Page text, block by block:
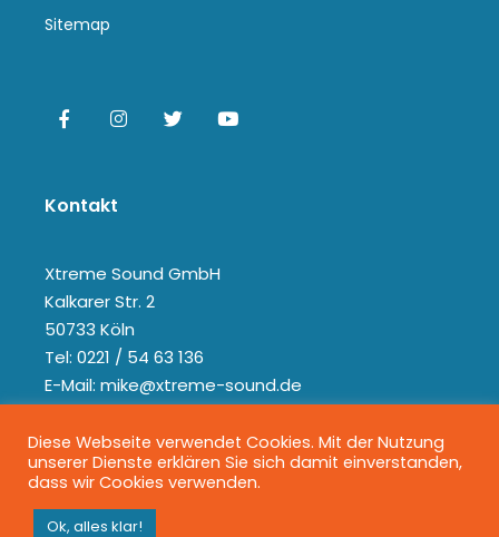
Sitemap
Kontakt
Xtreme Sound GmbH
Kalkarer Str. 2
50733 Köln
Tel: 0221 / 54 63 136
E-Mail: mike@xtreme-sound.de
Diese Webseite verwendet Cookies. Mit der Nutzung
unserer Dienste erklären Sie sich damit einverstanden,
dass wir Cookies verwenden.
Ok, alles klar!